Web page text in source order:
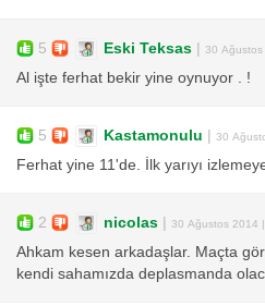
5 Eski Teksas | 30
Al işte ferhat bekir yine oynuyor . !
5 Kastamonulu | 30
Ferhat yine 11'de. İlk yarıyı
2 nicolas | 30 Ağustos 2014
Ahkam kesen arkadaşlar. Maçta
kendi sahamızda deplasmanda